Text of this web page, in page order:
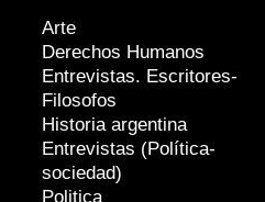
Arte
Derechos Humanos
Entrevistas. Escritores-
Filosofos
Historia argentina
Entrevistas (Política-
sociedad)
Politica